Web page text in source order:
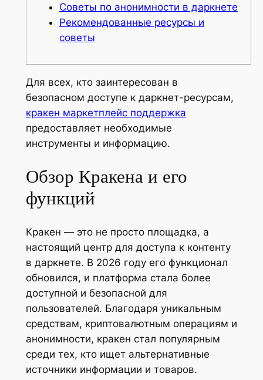
Советы по анонимности в даркнете
Рекомендованные ресурсы и
советы
Для всех, кто заинтересован в
безопасном доступе к даркнет-ресурсам,
кракен маркетплейс поддержка
предоставляет необходимые
инструменты и информацию.
Обзор Кракена и его
функций
Кракен — это не просто площадка, а
настоящий центр для доступа к контенту
в даркнете. В 2026 году его функционал
обновился, и платформа стала более
доступной и безопасной для
пользователей. Благодаря уникальным
средствам, криптовалютным операциям и
анонимности, кракен стал популярным
среди тех, кто ищет альтернативные
источники информации и товаров.